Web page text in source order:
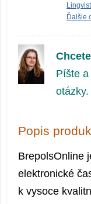
Ďalšie
Píšte a
otázky.
Popis
BrepolsOnline
elektronické
k vysoce